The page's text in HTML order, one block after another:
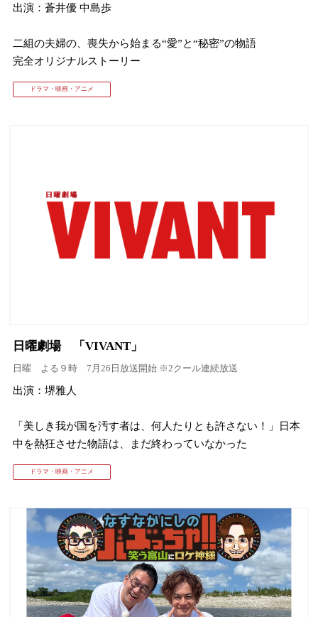
出演：蒼井優 中島歩
⼆組の夫婦の、喪失から始まる“愛”と“秘密”の物語
完全オリジナルストーリー
ドラマ・映画・アニメ
日曜劇場 「VIVANT」
日曜 よる９時 7月26日放送開始 ※2クール連続放送
出演：堺雅人
「美しき我が国を汚す者は、何人たりとも許さない！」日本
中を熱狂させた物語は、まだ終わっていなかった
ドラマ・映画・アニメ